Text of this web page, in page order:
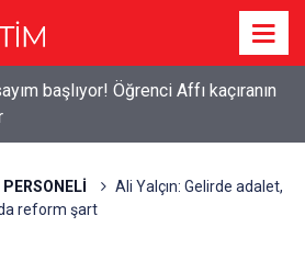
1 hafta kutlama: İşte öğretmenin
PERSONELİ
Ali Yalçın: Gelirde adalet,
reform şart